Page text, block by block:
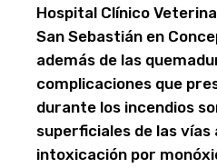
Hospital Clínico
San Sebastián en
además de las
complicaciones que
durante los incendios
superficiales de las vías
intoxicación por